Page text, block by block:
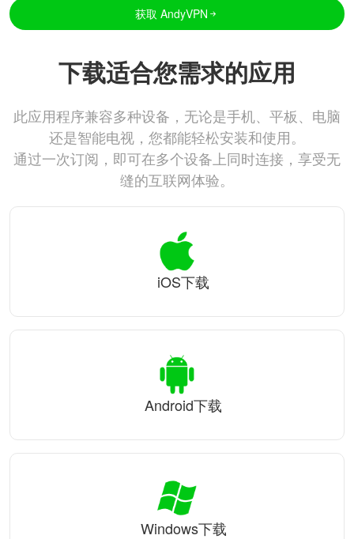
获取 AndyVPN
下载适合您需求的应用
此应用程序兼容多种设备，无论是手机、平板、电脑
还是智能电视，您都能轻松安装和使用。
通过一次订阅，即可在多个设备上同时连接，享受无
缝的互联网体验。
iOS下载
Android下载
Windows下载